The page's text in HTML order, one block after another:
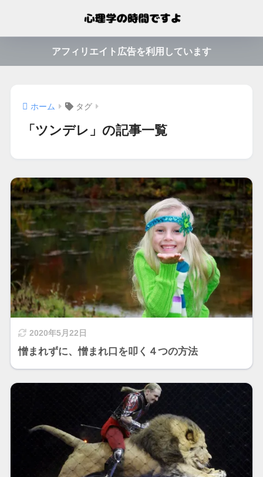
アフィリエイト広告を利用しています
ホーム タグ
「ツンデレ」の記事一覧
2020年5月22日
憎まれずに、憎まれ口を叩く４つの方法